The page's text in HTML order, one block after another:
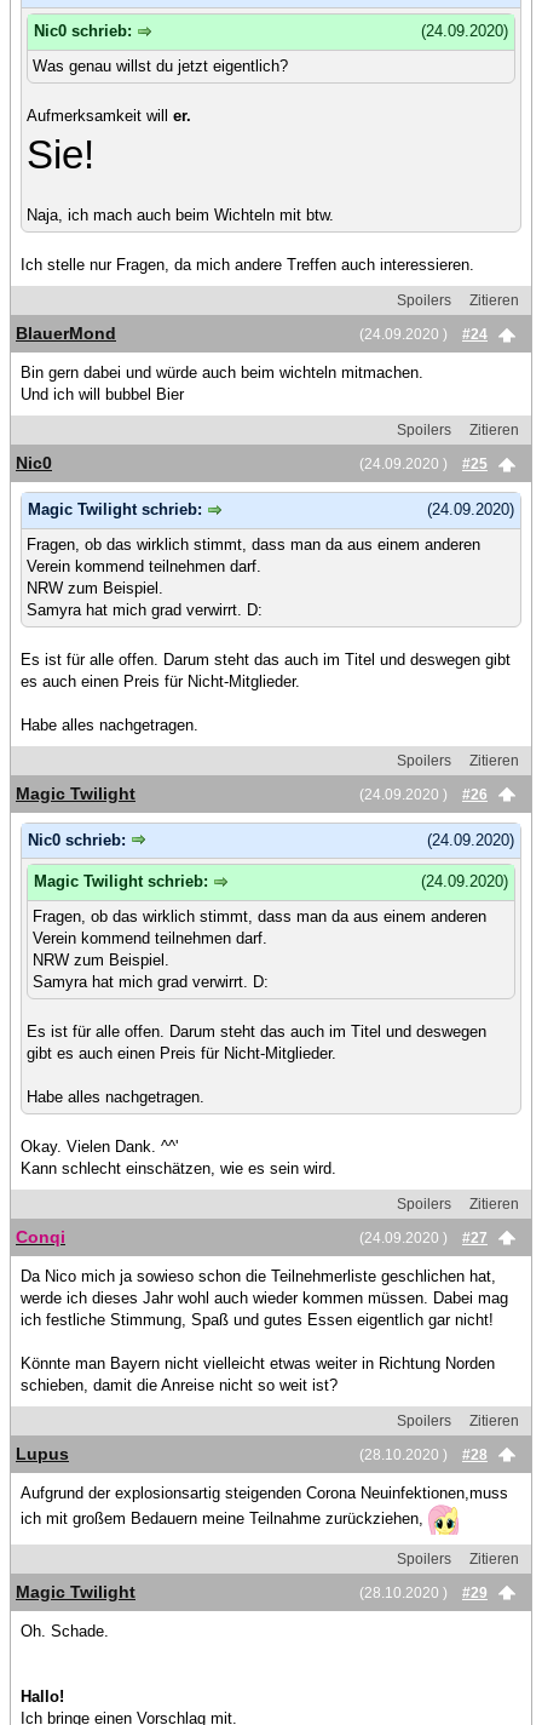
(24.09.2020)
Nic0 schrieb:
Was genau willst du jetzt eigentlich?
Aufmerksamkeit will er.
Sie!
Naja, ich mach auch beim Wichteln mit btw.
Ich stelle nur Fragen, da mich andere Treffen auch interessieren.
Spoilers
Zitieren
(24.09.2020 )
#24
BlauerMond
Bin gern dabei und würde auch beim wichteln mitmachen.
Und ich will bubbel Bier
Spoilers
Zitieren
(24.09.2020 )
#25
Nic0
(24.09.2020)
Magic Twilight schrieb:
Fragen, ob das wirklich stimmt, dass man da aus einem anderen
Verein kommend teilnehmen darf.
NRW zum Beispiel.
Samyra hat mich grad verwirrt. D:
Es ist für alle offen. Darum steht das auch im Titel und deswegen gibt
es auch einen Preis für Nicht-Mitglieder.
Habe alles nachgetragen.
Spoilers
Zitieren
(24.09.2020 )
#26
Magic Twilight
(24.09.2020)
Nic0 schrieb:
(24.09.2020)
Magic Twilight schrieb:
Fragen, ob das wirklich stimmt, dass man da aus einem anderen
Verein kommend teilnehmen darf.
NRW zum Beispiel.
Samyra hat mich grad verwirrt. D:
Es ist für alle offen. Darum steht das auch im Titel und deswegen
gibt es auch einen Preis für Nicht-Mitglieder.
Habe alles nachgetragen.
Okay. Vielen Dank. ^^'
Kann schlecht einschätzen, wie es sein wird.
Spoilers
Zitieren
(24.09.2020 )
#27
Conqi
Da Nico mich ja sowieso schon die Teilnehmerliste geschlichen hat,
werde ich dieses Jahr wohl auch wieder kommen müssen. Dabei mag
ich festliche Stimmung, Spaß und gutes Essen eigentlich gar nicht!
Könnte man Bayern nicht vielleicht etwas weiter in Richtung Norden
schieben, damit die Anreise nicht so weit ist?
Spoilers
Zitieren
(28.10.2020 )
#28
Lupus
Aufgrund der explosionsartig steigenden Corona Neuinfektionen,muss
ich mit großem Bedauern meine Teilnahme zurückziehen,
Spoilers
Zitieren
(28.10.2020 )
#29
Magic Twilight
Oh. Schade.
Hallo!
Ich bringe einen Vorschlag mit.